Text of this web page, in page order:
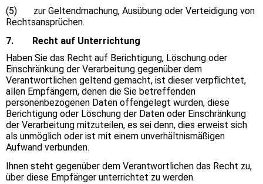
(5) zur Geltendmachung, Ausübung oder Verteidigung von
Rechtsansprüchen.
7. Recht auf Unterrichtung
Haben Sie das Recht auf Berichtigung, Löschung oder
Einschränkung der Verarbeitung gegenüber dem
Verantwortlichen geltend gemacht, ist dieser verpflichtet,
allen Empfängern, denen die Sie betreffenden
personenbezogenen Daten offengelegt wurden, diese
Berichtigung oder Löschung der Daten oder Einschränkung
der Verarbeitung mitzuteilen, es sei denn, dies erweist sich
als unmöglich oder ist mit einem unverhältnismäßigen
Aufwand verbunden.
Ihnen steht gegenüber dem Verantwortlichen das Recht zu,
über diese Empfänger unterrichtet zu werden.